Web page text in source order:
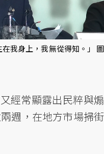
我身上，我無從得知。」 圖
經常顯露出民粹與煽
週，在地方市場掃街